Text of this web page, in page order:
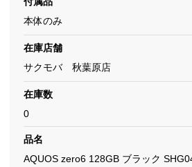
本体のみ
在庫店舗
サクモバ 秋葉原店
在庫数
0
品名
AQUOS zero6 128GB ブラック